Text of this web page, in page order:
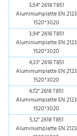
3,54" 2618 T851
Aluminiumplatte EN 2123
1520*3020
3,94" 2618 T851
Aluminiumplatte EN 2123
1520*3020
4,33" 2618 T851
Aluminiumplatte EN 2123
1520*3020
4,72" 2618 T851
Aluminiumplatte EN 2123
1520*3020
5,12" 2618 T851
Aluminiumplatte EN 2123